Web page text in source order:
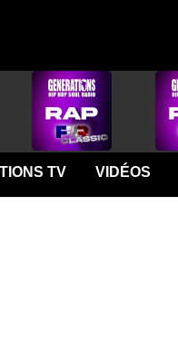
TV VIDÉOS